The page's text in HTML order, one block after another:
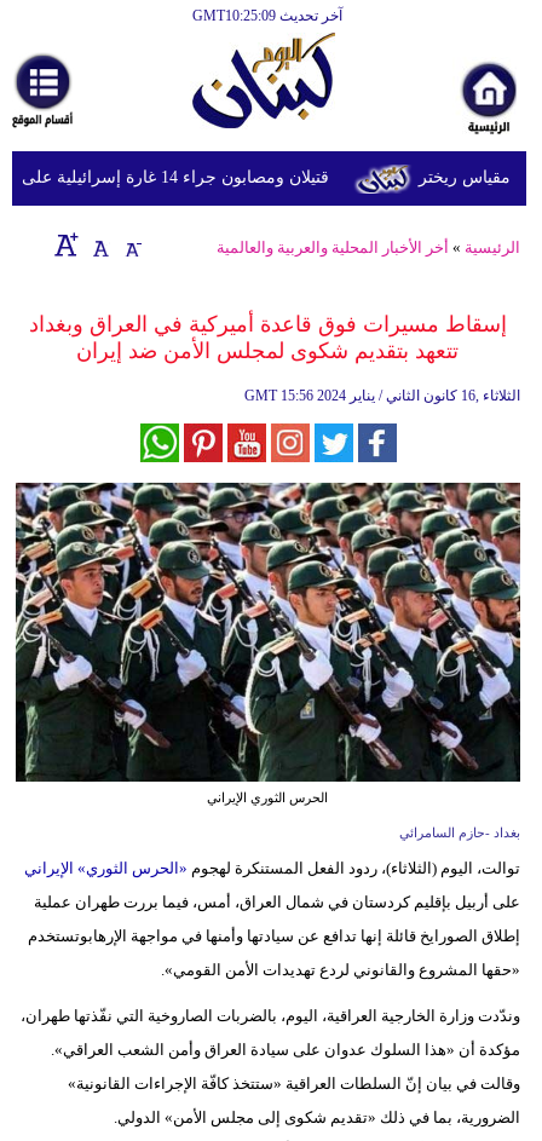
آخر تحديث GMT10:25:09
أخبارعاجلة
رياضة
ثقافة
إقتصاد
وموسيقى
سياحة
وسفر
ديكور
أخبار
إعلام
تعليم
أزياء
إسلامية
قتيلان ومصابون جراء 14 غارة إسرائيلية على شرق وجنوب لبنان
الرئيسية » أخر الأخبار المحلية والعربية والعالمية
إسقاط مسيرات فوق قاعدة أميركية في العراق وبغداد
تتعهد بتقديم شكوى لمجلس الأمن ضد إيران
GMT 15:56 2024 الثلاثاء ,16 كانون الثاني / يناير
الحرس الثوري الإيراني
بغداد -حازم السامرائي
توالت، اليوم (الثلاثاء)، ردود الفعل المستنكرة لهجوم «الحرس الثوري» الإيراني
على أربيل بإقليم كردستان في شمال العراق، أمس، فيما بررت طهران عملية
إطلاق الصورايخ قائلة إنها تدافع عن سيادتها وأمنها في مواجهة الإرهابوتستخدم
«حقها المشروع والقانوني لردع تهديدات الأمن القومي».
وندّدت وزارة الخارجية العراقية، اليوم، بالضربات الصاروخية التي نفّذتها طهران،
مؤكدة أن «هذا السلوك عدوان على سيادة العراق وأمن الشعب العراقي».
وقالت في بيان إنّ السلطات العراقية «ستتخذ كافّة الإجراءات القانونية»
الضرورية، بما في ذلك «تقديم شكوى إلى مجلس الأمن» الدولي.